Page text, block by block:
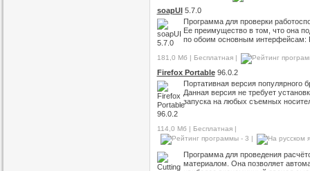
soapUI5.7.0
Программа для проверки
Ее преимущество в том, что она
по обоим основным интерфейсам:
181,0 Мб | Бесплатная |
Firefox Portable96.0.2
Портативная версия популярного
Данная версия не требует
запуска на любых съемных
114,0 Мб | Бесплатная |
|
Программа для проведения
материалом. Она позволяет